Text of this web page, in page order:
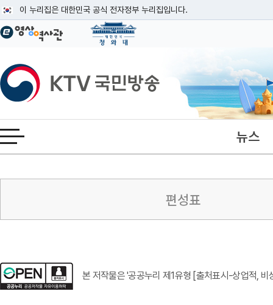
이 누리집은 대한민국 공식 전자정부 누리집입니다.
공식 누리집 주소 확인하기
이밖에 or.kr 또는 .kr등 다른 도메인 주소를 사용하고 있다면 아래 URL에서
운영중인 공식 누리집보기
KTV국민방송
전체메뉴 열기 뉴스
본문
편성표
본 저작물은 '공공누리 제1유형 [출처표시-상업적,